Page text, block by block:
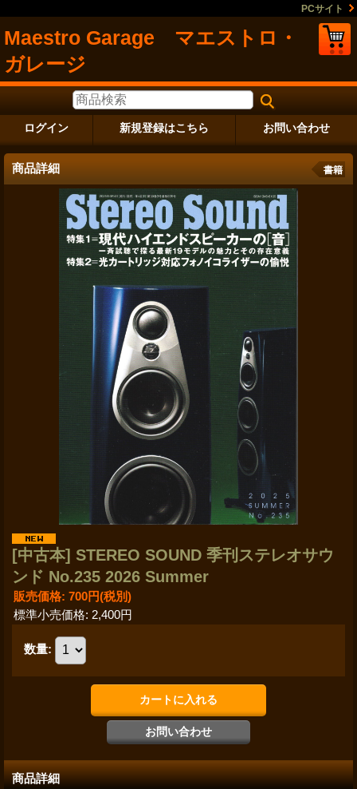
PCサイト
Maestro Garage マエストロ・
ガレージ
ログイン 新規登録はこちら お問い合わせ
商品詳細 書籍
[中古本] STEREO SOUND 季刊ステレオサウ
ンド No.235 2026 Summer
販売価格: 700円(税別)
標準小売価格: 2,400円
数量:
商品詳細